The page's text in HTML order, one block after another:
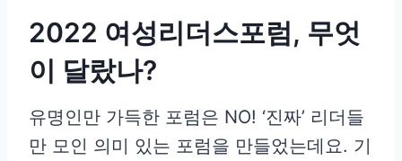
2022 여성리더스포럼, 무엇
이 달랐나?
유명인만 가득한 포럼은 NO! ‘진짜’ 리더들
만 모인 의미 있는 포럼을 만들었는데요. 기